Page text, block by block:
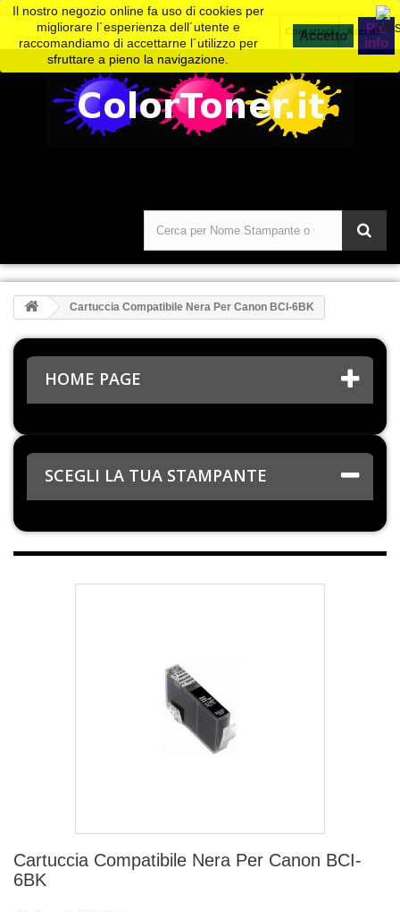
Accedi
Contattaci
Il nostro negozio online fa uso di cookies per
migliorare l´esperienza dell´utente e
raccomandiamo di accettarne l´utilizzo per
sfruttare a pieno la navigazione.
Piú
info
Cartuccia Compatibile Nera Per Canon BCI-6BK
HOME PAGE
SCEGLI LA TUA STAMPANTE
Cartuccia Compatibile Nera Per Canon BCI-
6BK